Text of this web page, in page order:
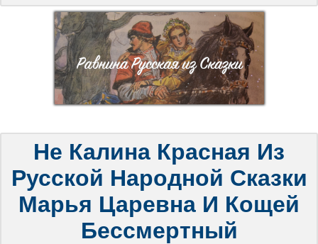
Не Калина Красная Из
Русской Народной Сказки
Марья Царевна И Кощей
Бессмертный